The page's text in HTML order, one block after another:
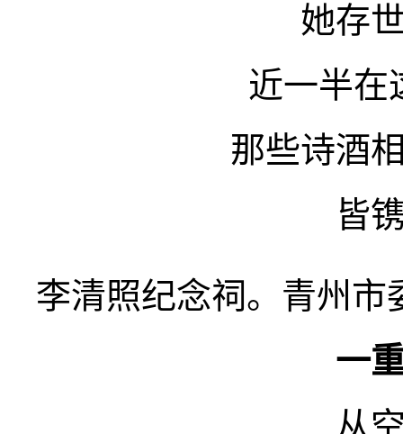
她存
近一半在
那些诗酒
皆
李清照纪念祠。青州市
一
从